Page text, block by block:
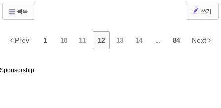
목록 쓰기
Prev 1 10 11 12 13 14 ... 84 Next
Sponsorship